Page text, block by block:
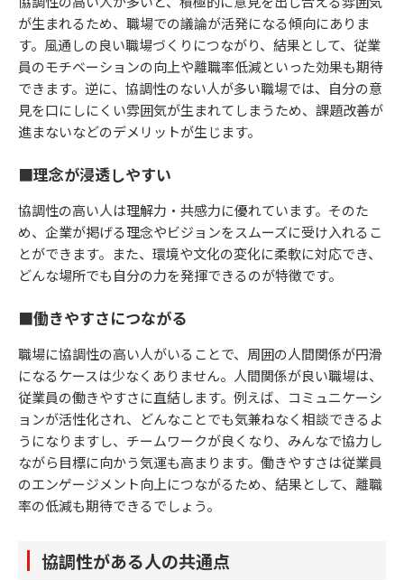
が生まれるため、職場での議論が活発になる傾向にありま
す。風通しの良い職場づくりにつながり、結果として、従業
員のモチベーションの向上や離職率低減といった効果も期待
できます。逆に、協調性のない人が多い職場では、自分の意
見を口にしにくい雰囲気が生まれてしまうため、課題改善が
進まないなどのデメリットが生じます。
■理念が浸透しやすい
協調性の高い人は理解力・共感力に優れています。そのた
め、企業が掲げる理念やビジョンをスムーズに受け入れるこ
とができます。また、環境や文化の変化に柔軟に対応でき、
どんな場所でも自分の力を発揮できるのが特徴です。
■働きやすさにつながる
職場に協調性の高い人がいることで、周囲の人間関係が円滑
になるケースは少なくありません。人間関係が良い職場は、
従業員の働きやすさに直結します。例えば、コミュニケーシ
ョンが活性化され、どんなことでも気兼ねなく相談できるよ
うになりますし、チームワークが良くなり、みんなで協力し
ながら目標に向かう気運も高まります。働きやすさは従業員
のエンゲージメント向上につながるため、結果として、離職
率の低減も期待できるでしょう。
協調性がある人の共通点